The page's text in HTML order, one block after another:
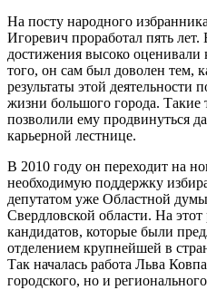
На посту народного
Игоревич проработал пять лет.
достижения высоко оценивали
того, он сам был доволен тем,
результаты этой деятельности
жизни большого города. Такие
позволили ему продвинуться
карьерной лестнице.
В 2010 году он переходит на
необходимую поддержку
депутатом уже Областной
Свердловской области. На этот
кандидатов, которые были
отделением крупнейшей в
Так началась работа Льва
городского, но и